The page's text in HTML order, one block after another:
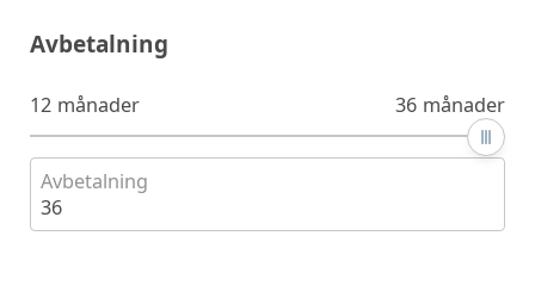
Avbetalning
12 månader 36 månader
Avbetalning
36